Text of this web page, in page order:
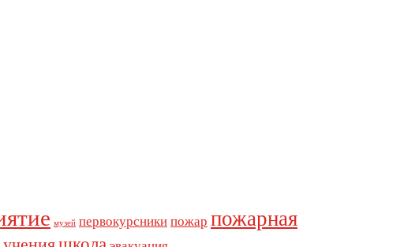
музей первокурсники пожар пожарная